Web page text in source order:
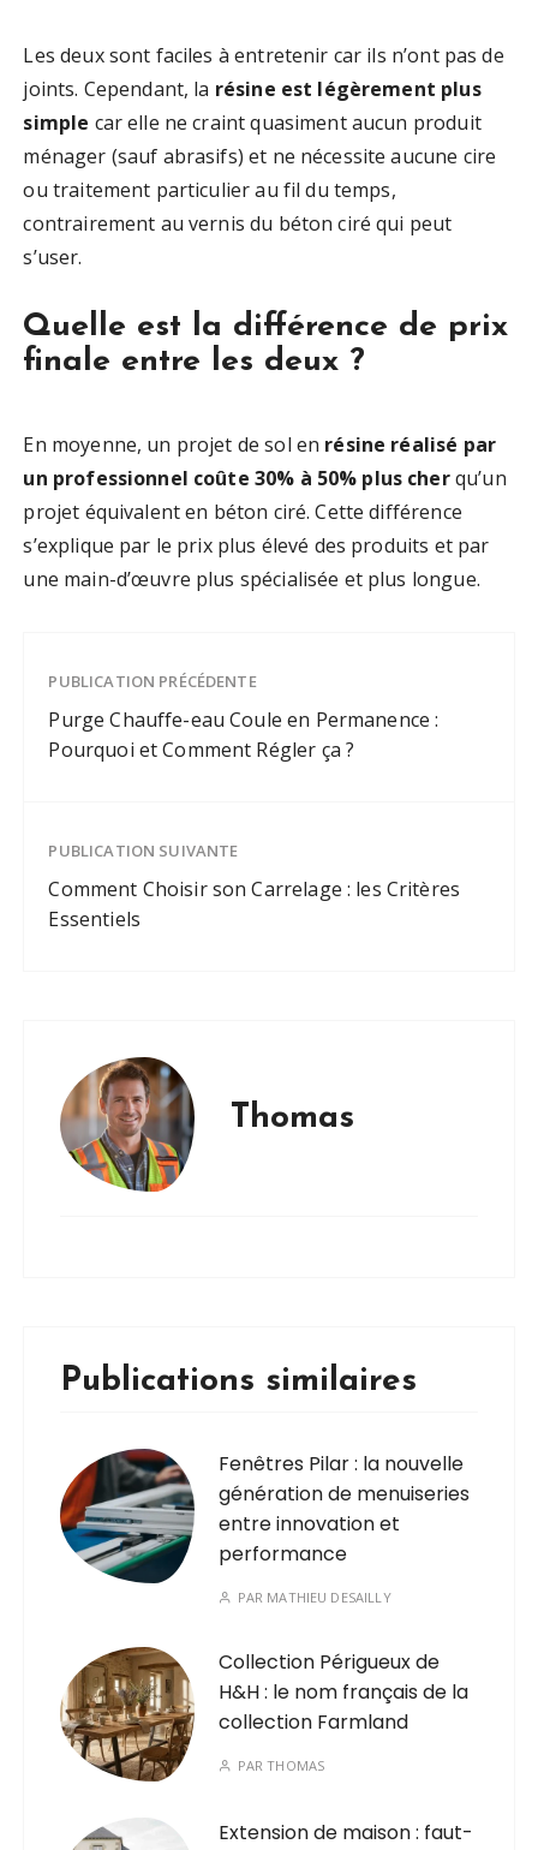
Les deux sont faciles à entretenir car ils n’ont pas de
joints. Cependant, la résine est légèrement plus
simple car elle ne craint quasiment aucun produit
ménager (sauf abrasifs) et ne nécessite aucune cire
ou traitement particulier au fil du temps,
contrairement au vernis du béton ciré qui peut
s’user.
Quelle est la différence de prix
finale entre les deux ?
En moyenne, un projet de sol en résine réalisé par
un professionnel coûte 30% à 50% plus cherqu’un
projet équivalent en béton ciré. Cette différence
s’explique par le prix plus élevé des produits et par
une main-d’œuvre plus spécialisée et plus longue.
PUBLICATION PRÉCÉDENTE
Purge Chauffe-eau Coule en Permanence :
Pourquoi et Comment Régler ça ?
PUBLICATION SUIVANTE
Comment Choisir son Carrelage : les Critères
Essentiels
Thomas
Publications similaires
Fenêtres Pilar : la nouvelle
génération de menuiseries
entre innovation et
performance
PAR MATHIEU DESAILLY
Collection Périgueux de
H&H : le nom français de la
collection Farmland
PARTHOMAS
Extension de maison : faut-